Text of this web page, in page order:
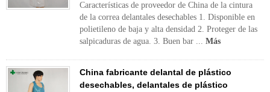
Características de proveedor de China de la cintura
de la correa delantales desechables 1. Disponible en
polietileno de baja y alta densidad 2. Proteger de las
salpicaduras de agua. 3. Buen bar ... Más
China fabricante delantal de plástico
desechables, delantales de plástico